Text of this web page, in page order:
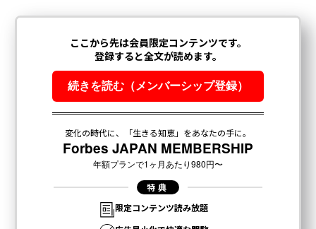
編集＝上田裕資
2026年9月号発売中
最新号の購入はこちらから
メンバーシップに登録する